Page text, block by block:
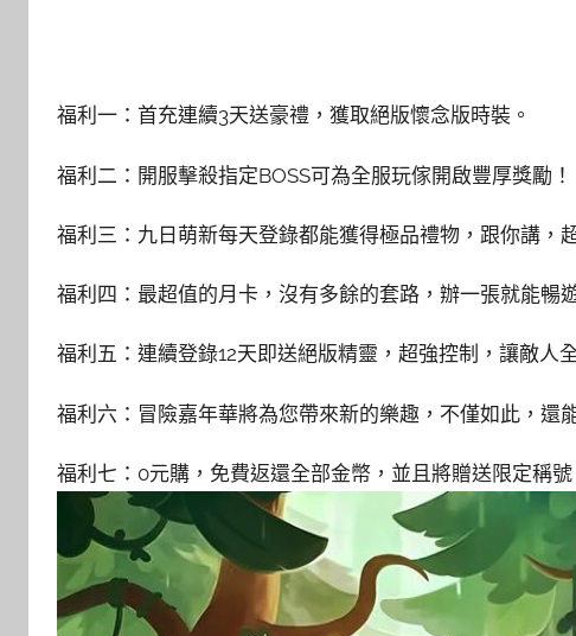
福利一：首充連續3天送豪禮，獲取絕版懷念版時裝。
福利二：開服擊殺指定BOSS可為全服玩傢開啟豐厚獎勵！
福利三：九日萌新每天登錄都能獲得極品禮物，跟你講，
福利四：最超值的月卡，沒有多餘的套路，辦一張就能暢
福利五：連續登錄12天即送絕版精靈，超強控制，讓敵人
福利六：冒險嘉年華將為您帶來新的樂趣，不僅如此，還
福利七：0元購，免費返還全部金幣，並且將贈送限定稱號